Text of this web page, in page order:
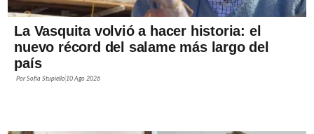
La Vasquita volvió a hacer historia: el
nuevo récord del salame más largo del
país
PorSofía Stupiello 10 Ago 2026